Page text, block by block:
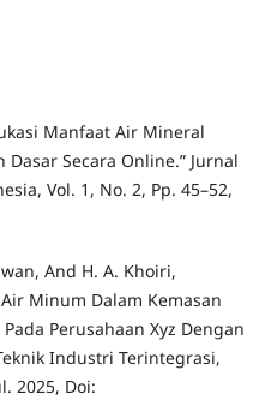
Manfaat Air Mineral
Dasar Secara Online.” Jurnal
Vol. 1, No. 2, Pp. 45–52,
And H. A. Khoiri,
Minum Dalam Kemasan
Perusahaan Xyz Dengan
Industri Terintegrasi,
2025, Doi: